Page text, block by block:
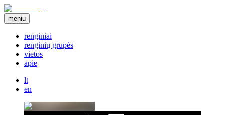
meniu
renginiai
renginių grupės
vietos
apie
lt
en